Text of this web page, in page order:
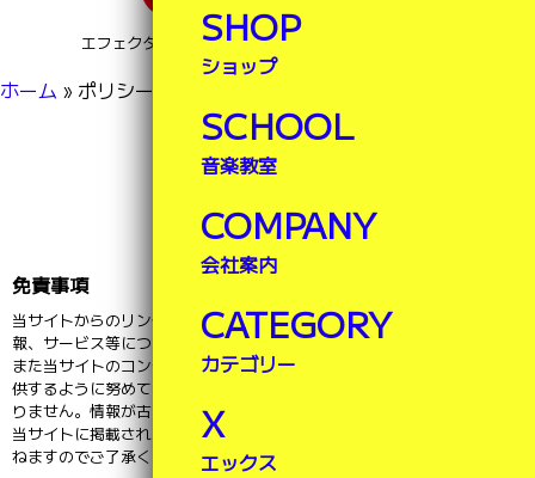
エフェクター・ブレステイキングなど豊富な品揃え！
SHOP
ショップ
SCHOOL
音楽教室
COMPANY
会社案内
CATEGORY
カテゴリー
X
エックス
ホーム » ポリシー
SITE-POLICY
サイトポリシー
免責事項
当サイトからのリンクやバナーなどで移動したサイトで提供される情
報、サービス等について一切の責任を負いません。
また当サイトのコンテンツ・情報について、できる限り正確な情報を提
供するように努めておりますが、正確性や安全性を保証するものではあ
りません。情報が古くなっていることもございます。
当サイトに掲載された内容によって生じた損害等の一切の責任を負いか
ねますのでご了承ください。